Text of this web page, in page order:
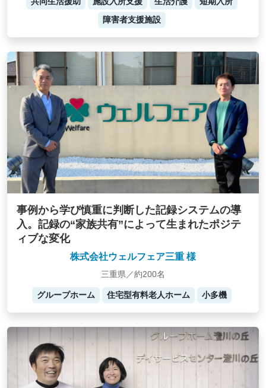
障害者支援施設
事例から学び慎重に判断した記録システムの導
入。記録の“家族共有”によって生まれたポジテ
ィブな変化
株式会社ウェルフェア三重 様
三重県／約200名
グループホーム 住宅型有料老人ホーム 小多機